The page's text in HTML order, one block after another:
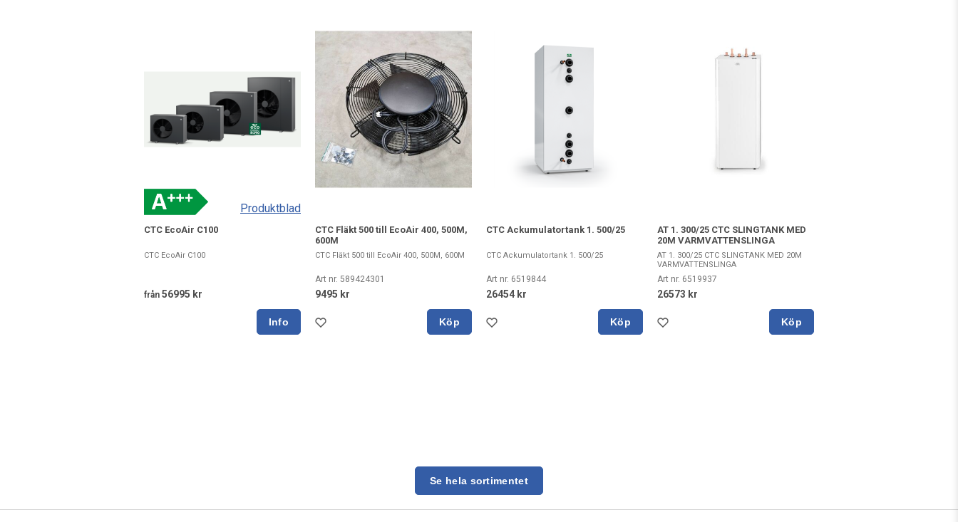
Produktblad
CTC EcoAir C100
CTC EcoAir C100
från 56995 kr
CTC Fläkt 500 till EcoAir 400, 500M,
600M
CTC Fläkt 500 till EcoAir 400, 500M, 600M
Art nr. 589424301
9495 kr
Köp
CTC Ackumulatortank 1. 500/25
CTC Ackumulatortank 1. 500/25
Art nr. 6519844
26454 kr
Köp
AT 1. 300/25 CTC SLINGTANK MED
20M VARMVATTENSLINGA
AT 1. 300/25 CTC SLINGTANK MED 20M
VARMVATTENSLINGA
Art nr. 6519937
26573 kr
Köp
Se hela sortimentet